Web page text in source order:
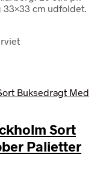
33×33 cm udfoldet.
Sort
Palietter